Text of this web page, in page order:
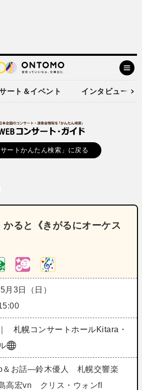
ート＆イベント インタビュー
ートかんたん検索」に戻る
ると《きがるにオーケス
月3日（日）
札幌コンサートホールKitara・
＆お話―鈴木優人 札幌交響楽
高宏vn クリス・ウォンfl